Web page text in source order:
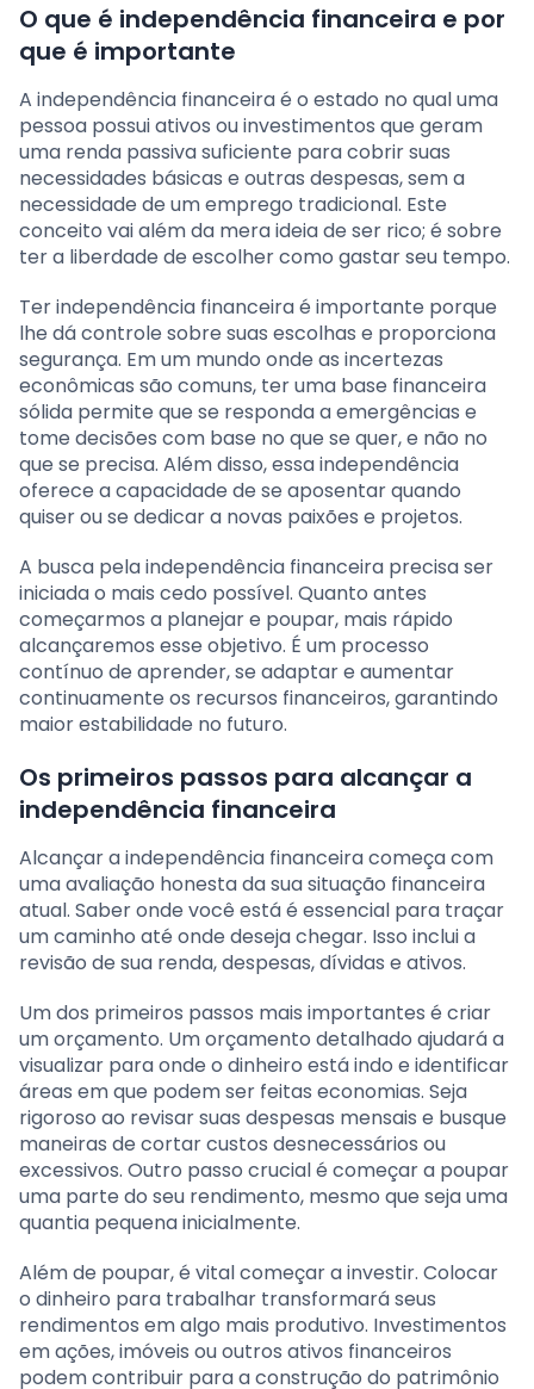
O que é independência financeira e por
que é importante
A independência financeira é o estado no qual uma
pessoa possui ativos ou investimentos que geram
uma renda passiva suficiente para cobrir suas
necessidades básicas e outras despesas, sem a
necessidade de um emprego tradicional. Este
conceito vai além da mera ideia de ser rico; é sobre
ter a liberdade de escolher como gastar seu tempo.
Ter independência financeira é importante porque
lhe dá controle sobre suas escolhas e proporciona
segurança. Em um mundo onde as incertezas
econômicas são comuns, ter uma base financeira
sólida permite que se responda a emergências e
tome decisões com base no que se quer, e não no
que se precisa. Além disso, essa independência
oferece a capacidade de se aposentar quando
quiser ou se dedicar a novas paixões e projetos.
A busca pela independência financeira precisa ser
iniciada o mais cedo possível. Quanto antes
começarmos a planejar e poupar, mais rápido
alcançaremos esse objetivo. É um processo
contínuo de aprender, se adaptar e aumentar
continuamente os recursos financeiros, garantindo
maior estabilidade no futuro.
Os primeiros passos para alcançar a
independência financeira
Alcançar a independência financeira começa com
uma avaliação honesta da sua situação financeira
atual. Saber onde você está é essencial para traçar
um caminho até onde deseja chegar. Isso inclui a
revisão de sua renda, despesas, dívidas e ativos.
Um dos primeiros passos mais importantes é criar
um orçamento. Um orçamento detalhado ajudará a
visualizar para onde o dinheiro está indo e identificar
áreas em que podem ser feitas economias. Seja
rigoroso ao revisar suas despesas mensais e busque
maneiras de cortar custos desnecessários ou
excessivos. Outro passo crucial é começar a poupar
uma parte do seu rendimento, mesmo que seja uma
quantia pequena inicialmente.
Além de poupar, é vital começar a investir. Colocar
o dinheiro para trabalhar transformará seus
rendimentos em algo mais produtivo. Investimentos
em ações, imóveis ou outros ativos financeiros
podem contribuir para a construção do patrimônio